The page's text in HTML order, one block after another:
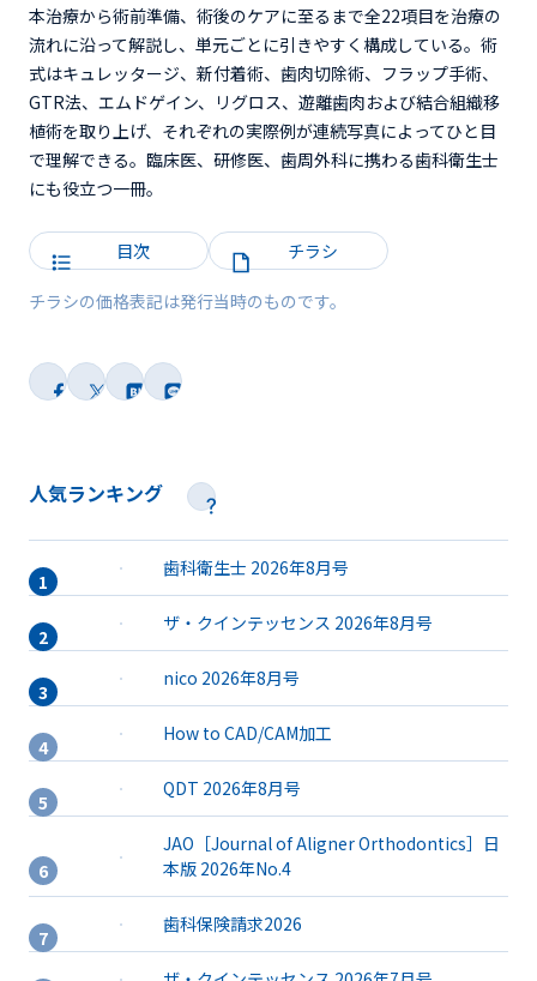
本治療から術前準備、術後のケアに至るまで全22項目を治療の
流れに沿って解説し、単元ごとに引きやすく構成している。術
式はキュレッタージ、新付着術、歯肉切除術、フラップ手術、
GTR法、エムドゲイン、リグロス、遊離歯肉および結合組織移
植術を取り上げ、それぞれの実際例が連続写真によってひと目
で理解できる。臨床医、研修医、歯周外科に携わる歯科衛生士
にも役立つ一冊。
目次 チラシ
チラシの価格表記は発行当時のものです。
人気ランキング
歯科衛生士 2026年8月号
ザ・クインテッセンス 2026年8月号
nico 2026年8月号
How to CAD/CAM加工
QDT 2026年8月号
JAO［Journal of Aligner Orthodontics］日
本版 2026年No.4
歯科保険請求2026